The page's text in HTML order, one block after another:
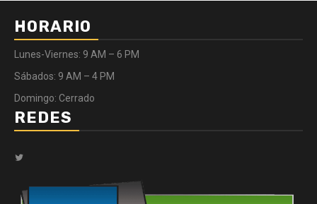
HORARIO
Lunes-Viernes: 9 AM – 6 PM
Sábados: 9 AM – 4 PM
Domingo: Cerrado
REDES
Twitter